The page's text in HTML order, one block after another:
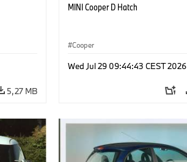
5,27 MB
MINI Cooper D Hatch
Cooper
Wed Jul 29 09:44:43 CEST 2026